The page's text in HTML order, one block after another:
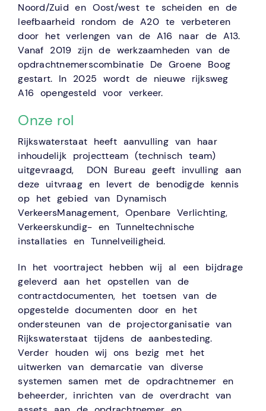
Noord/Zuid en Oost/west te scheiden en de
leefbaarheid rondom de A20 te verbeteren
door het verlengen van de A16 naar de A13.
Vanaf 2019 zijn de werkzaamheden van de
opdrachtnemerscombinatie De Groene Boog
gestart. In 2025 wordt de nieuwe rijksweg
A16 opengesteld voor verkeer.
Onze rol
Rijkswaterstaat heeft aanvulling van haar
inhoudelijk projectteam (technisch team)
uitgevraagd, DON Bureau geeft invulling aan
deze uitvraag en levert de benodigde kennis
op het gebied van Dynamisch
VerkeersManagement, Openbare Verlichting,
Verkeerskundig- en Tunneltechnische
installaties en Tunnelveiligheid.
In het voortraject hebben wij al een bijdrage
geleverd aan het opstellen van de
contractdocumenten, het toetsen van de
opgestelde documenten door en het
ondersteunen van de projectorganisatie van
Rijkswaterstaat tijdens de aanbesteding.
Verder houden wij ons bezig met het
uitwerken van demarcatie van diverse
systemen samen met de opdrachtnemer en
beheerder, inrichten van de overdracht van